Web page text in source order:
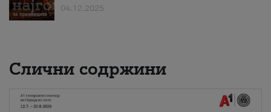
04.12.2025
Слични содржини